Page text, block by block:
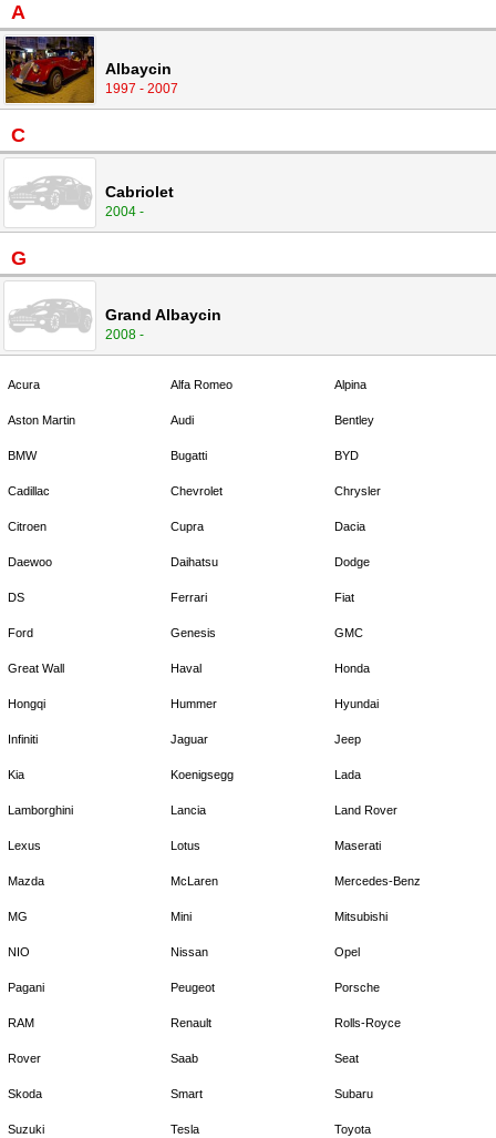
A
Albaycin
1997 - 2007
C
Cabriolet
2004 -
G
Grand Albaycin
2008 -
Acura Alfa Romeo Alpina
Aston Martin Audi Bentley
BMW Bugatti BYD
Cadillac Chevrolet Chrysler
Citroen Cupra Dacia
Daewoo Daihatsu Dodge
DS Ferrari Fiat
Ford Genesis GMC
Great Wall Haval Honda
Hongqi Hummer Hyundai
Infiniti Jaguar Jeep
Kia Koenigsegg Lada
Lamborghini Lancia Land Rover
Lexus Lotus Maserati
Mazda McLaren Mercedes-Benz
MG Mini Mitsubishi
NIO Nissan Opel
Pagani Peugeot Porsche
RAM Renault Rolls-Royce
Rover Saab Seat
Skoda Smart Subaru
Suzuki Tesla Toyota